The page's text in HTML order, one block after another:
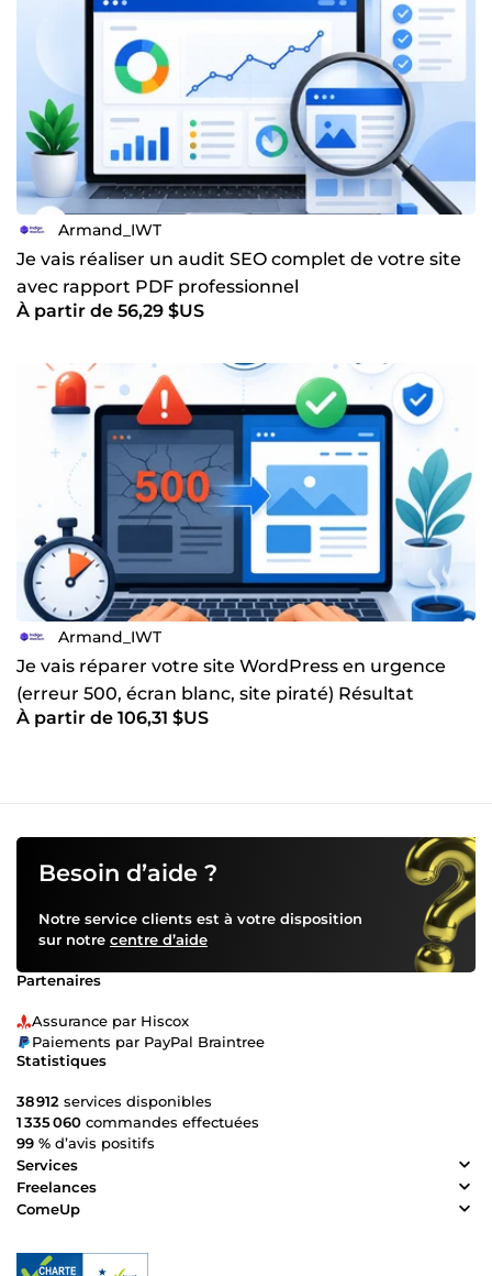
Armand_IWT
Je vais réaliser un audit SEO complet de votre site
avec rapport PDF professionnel
À partir de 56,29 $US
Armand_IWT
Je vais réparer votre site WordPress en urgence
(erreur 500, écran blanc, site piraté) Résultat
garanti
À partir de 106,31 $US
Besoin d’aide ?
Notre service clients est à votre disposition
sur notre centre d’aide
Partenaires
Assurance par Hiscox
Paiements par PayPal Braintree
Statistiques
38 912 services disponibles
1 335 060 commandes effectuées
99 % d’avis positifs
Services
Freelances
ComeUp